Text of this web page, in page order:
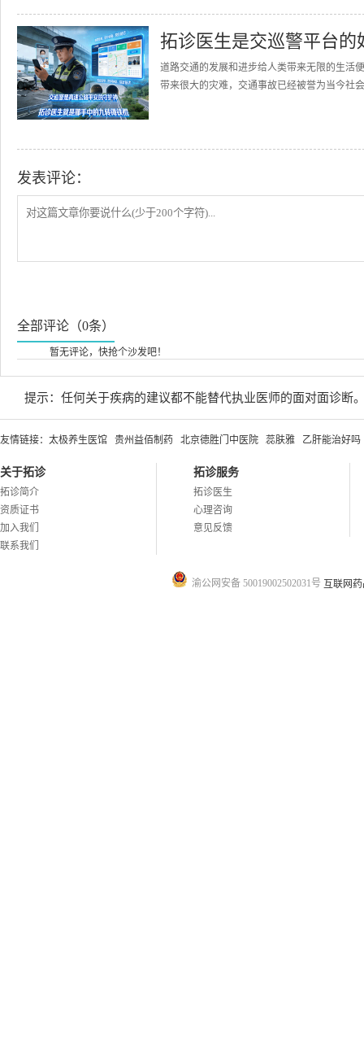
拓诊医生是交巡警平台的
道路交通的发展和进步给人类带来无限的生活
带来很大的灾难，交通事故已经被誉为当今社
发表评论：
全部评论（0条）
暂无评论，快抢个沙发吧！
提示：任何关于疾病的建议都不能替代执业医师的面对面诊断
友情链接： 太极养生医馆 贵州益佰制药 北京德胜门中医院 蕊肤雅 乙肝能治好吗
关于拓诊
拓诊简介
资质证书
加入我们
联系我们
拓诊服务
拓诊医生
心理咨询
意见反馈
渝公网安备 50019002502031号 互联网